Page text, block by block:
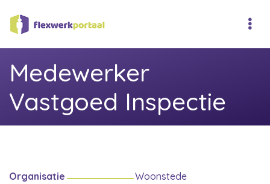
Medewerker
Vastgoed Inspectie
Organisatie
Woonstede